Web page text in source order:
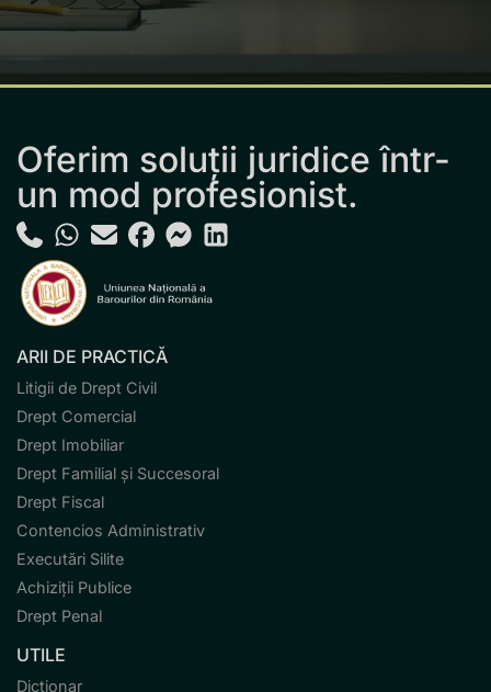
Oferim soluții juridice într-
un mod profesionist.
ARII DE PRACTICĂ
Litigii de Drept Civil
Drept Comercial
Drept Imobiliar
Drept Familial și Succesoral
Drept Fiscal
Contencios Administrativ
Executări Silite
Achiziții Publice
Drept Penal
UTILE
Dicționar